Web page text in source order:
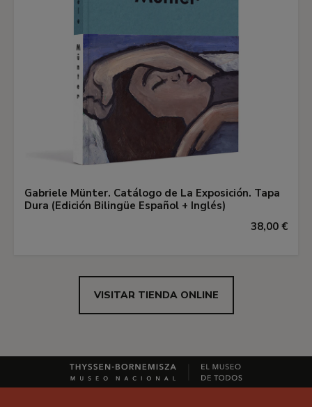
Gabriele Münter. Catálogo de La Exposición. Tapa
Dura (Edición Bilingüe Español + Inglés)
38,00 €
VISITAR TIENDA ONLINE